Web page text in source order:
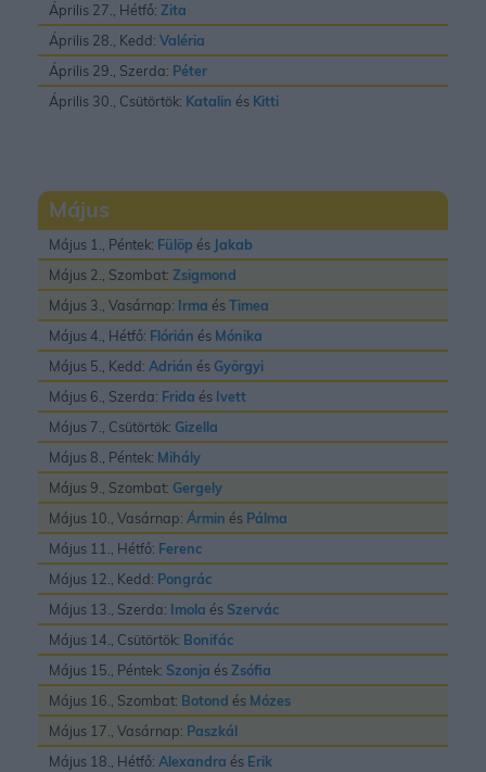
Április 27., Hétfő: Zita
Április 28., Kedd: Valéria
Április 29., Szerda: Péter
Április 30., Csütörtök: Katalin és Kitti
Május
Május 1., Péntek: Fülöp és Jakab
Május 2., Szombat: Zsigmond
Május 3., Vasárnap: Irma ésTimea
Május 4., Hétfő: Flórián és Mónika
Május 5., Kedd: Adrián és Györgyi
Május 6., Szerda: Frida és Ivett
Május 7., Csütörtök: Gizella
Május 8., Péntek: Mihály
Május 9., Szombat: Gergely
Május 10., Vasárnap: Ármin és Pálma
Május 11., Hétfő: Ferenc
Május 12., Kedd: Pongrác
Május 13., Szerda: Imola és Szervác
Május 14., Csütörtök: Bonifác
Május 15., Péntek: Szonja ésZsófia
Május 16., Szombat: Botond és Mózes
Május 17., Vasárnap: Paszkál
Május 18., Hétfő: Alexandra és Erik